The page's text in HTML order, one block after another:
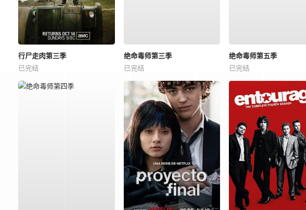
行尸走肉第三季
已完结
绝命毒师第三季
已完结
绝命毒师第五季
已完结